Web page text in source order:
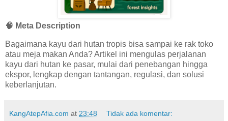
🧠 Meta Description
Bagaimana kayu dari hutan tropis bisa sampai ke rak toko
atau meja makan Anda? Artikel ini mengulas perjalanan
kayu dari hutan ke pasar, mulai dari penebangan hingga
ekspor, lengkap dengan tantangan, regulasi, dan solusi
keberlanjutan.
KangAtepAfia.com at 23:48 Tidak ada komentar: